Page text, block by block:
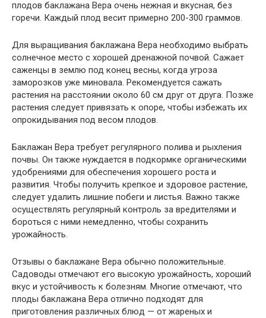
плодов баклажана Вера очень нежная и вкусная, без
горечи. Каждый плод весит примерно 200-300 граммов.
Для выращивания баклажана Вера необходимо выбрать
солнечное место с хорошей дренажной почвой. Сажает
саженцы в землю под конец весны, когда угроза
заморозков уже миновала. Рекомендуется сажать
растения на расстоянии около 60 см друг от друга. Позже
растения следует привязать к опоре, чтобы избежать их
опрокидывания под весом плодов.
Баклажан Вера требует регулярного полива и рыхления
почвы. Он также нуждается в подкормке органическими
удобрениями для обеспечения хорошего роста и
развития. Чтобы получить крепкое и здоровое растение,
следует удалить лишние побеги и листья. Важно также
осуществлять регулярный контроль за вредителями и
бороться с ними немедленно, чтобы сохранить
урожайность.
Отзывы о баклажане Вера обычно положительные.
Садоводы отмечают его высокую урожайность, хороший
вкус и устойчивость к болезням. Многие отмечают, что
плоды баклажана Вера отлично подходят для
приготовления различных блюд — от жареных и